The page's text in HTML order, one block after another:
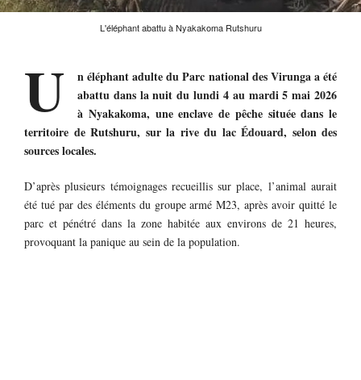
L'éléphant abattu à Nyakakoma Rutshuru
U
n éléphant adulte du Parc national des Virunga a été
abattu dans la nuit du lundi 4 au mardi 5 mai 2026
à Nyakakoma, une enclave de pêche située dans le
territoire de Rutshuru, sur la rive du lac Édouard, selon des
sources locales.
D’après plusieurs témoignages recueillis sur place, l’animal aurait
été tué par des éléments du groupe armé M23, après avoir quitté le
parc et pénétré dans la zone habitée aux environs de 21 heures,
provoquant la panique au sein de la population.